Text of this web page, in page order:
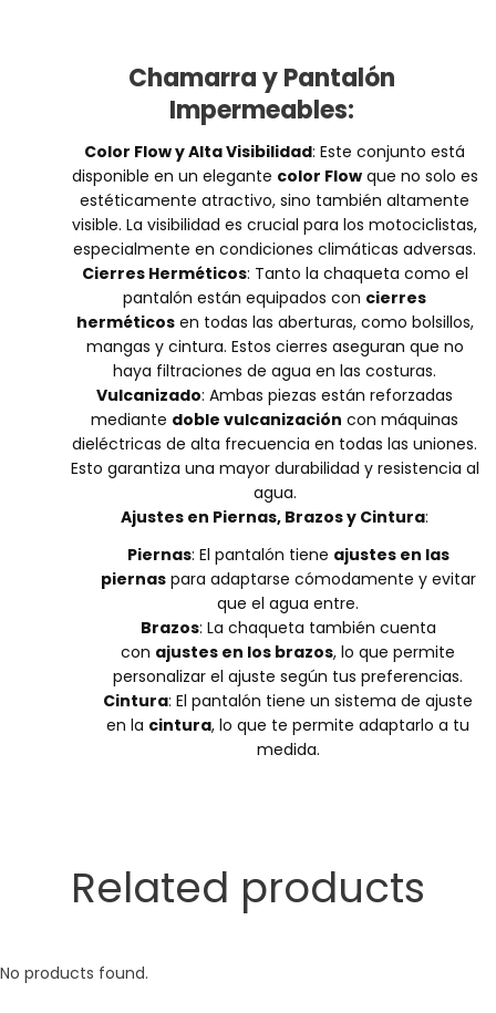
Chamarra y Pantalón
Impermeables:
Color Flow y Alta Visibilidad: Este conjunto está
disponible en un elegante color Flowque no solo es
estéticamente atractivo, sino también altamente
visible. La visibilidad es crucial para los motociclistas,
especialmente en condiciones climáticas adversas.
Cierres Herméticos: Tanto la chaqueta como el
pantalón están equipados con cierres
herméticosen todas las aberturas, como bolsillos,
mangas y cintura. Estos cierres aseguran que no
haya filtraciones de agua en las costuras.
Vulcanizado: Ambas piezas están reforzadas
mediante doble vulcanización con máquinas
dieléctricas de alta frecuencia en todas las uniones.
Esto garantiza una mayor durabilidad y resistencia al
agua.
Ajustes en Piernas, Brazos y Cintura:
Piernas: El pantalón tiene ajustes en las
piernaspara adaptarse cómodamente y evitar
que el agua entre.
Brazos: La chaqueta también cuenta
con ajustes en los brazos, lo que permite
personalizar el ajuste según tus preferencias.
Cintura: El pantalón tiene un sistema de ajuste
en la cintura, lo que te permite adaptarlo a tu
medida.
Related products
No products found.